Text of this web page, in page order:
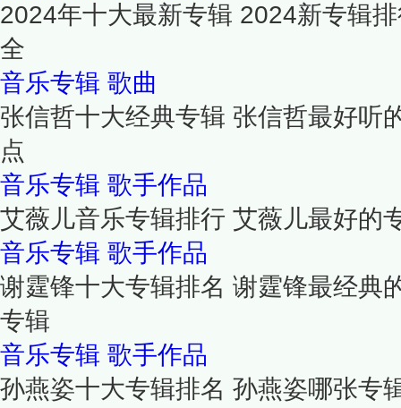
2024年十大最新专辑 2024新专辑
全
音乐专辑 歌曲
张信哲十大经典专辑 张信哲最好听
点
音乐专辑 歌手作品
艾薇儿音乐专辑排行 艾薇儿最好的
音乐专辑 歌手作品
谢霆锋十大专辑排名 谢霆锋最经典
专辑
音乐专辑 歌手作品
孙燕姿十大专辑排名 孙燕姿哪张专